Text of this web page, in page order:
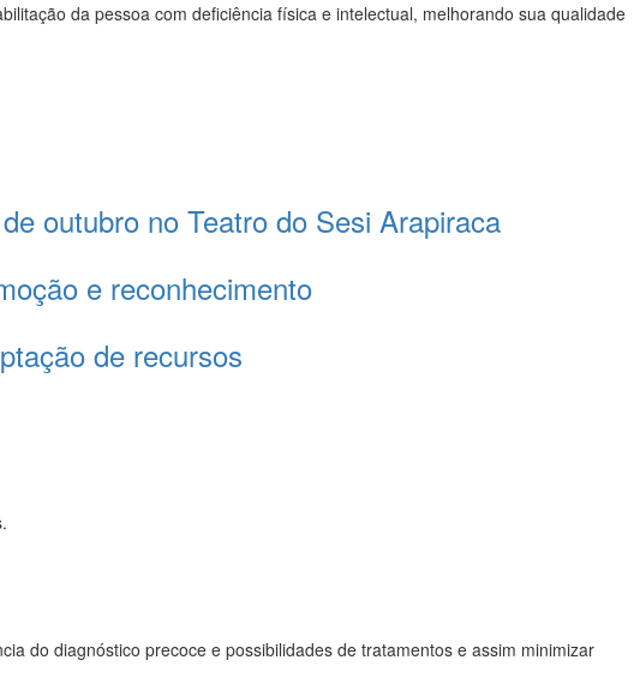
da pessoa com deficiência física e intelectual, melhorando sua qualidade
outubro no Teatro do Sesi Arapiraca
e reconhecimento
de recursos
do diagnóstico precoce e possibilidades de tratamentos e assim minimizar